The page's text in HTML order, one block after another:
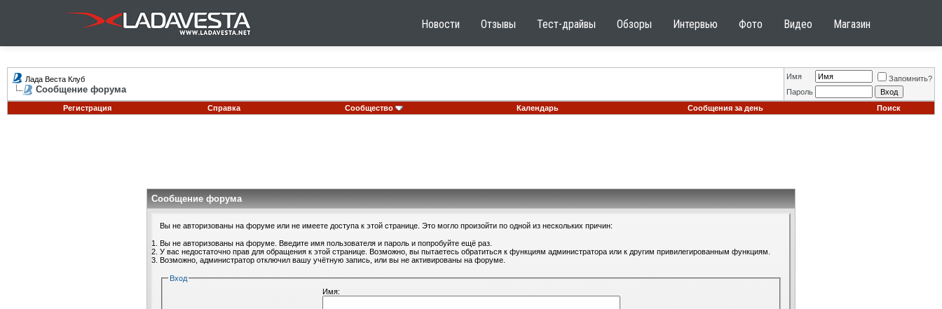
Новости Отзывы Тест-драйвы Обзоры Интервью Фото Видео Магазин
Лада Веста Клуб
Сообщение форума
Имя
Запомнить?
Пароль
Регистрация
Справка Сообщество Календарь Сообщения за день Поиск
Сообщение форума
Вы не авторизованы на форуме или не имеете доступа к этой странице. Это могло произойти по одной из нескольких причин:
Вы не авторизованы на форуме. Введите имя пользователя и пароль и попробуйте ещё раз.
У вас недостаточно прав для обращения к этой странице. Возможно, вы пытаетесь обратиться к функциям администратора или к другим привилегированным функциям.
Возможно, администратор отключил вашу учётную запись, или вы не активированы на форуме.
Вход
Имя: